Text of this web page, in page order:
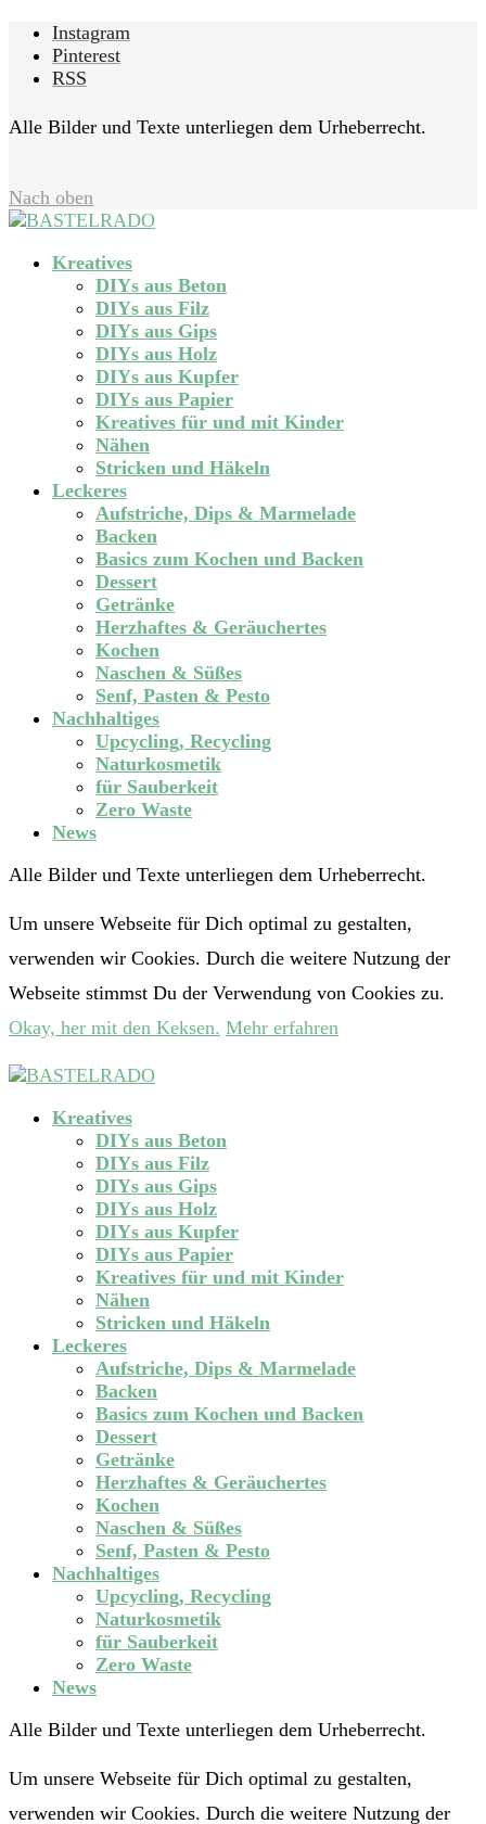
Instagram
Pinterest
RSS
Alle Bilder und Texte unterliegen dem Urheberrecht.
Nach oben
Kreatives
DIYs aus Beton
DIYs aus Filz
DIYs aus Gips
DIYs aus Holz
DIYs aus Kupfer
DIYs aus Papier
Kreatives für und mit Kinder
Nähen
Stricken und Häkeln
Leckeres
Aufstriche, Dips & Marmelade
Backen
Basics zum Kochen und Backen
Dessert
Getränke
Herzhaftes & Geräuchertes
Kochen
Naschen & Süßes
Senf, Pasten & Pesto
Nachhaltiges
Upcycling, Recycling
Naturkosmetik
für Sauberkeit
Zero Waste
News
Alle Bilder und Texte unterliegen dem Urheberrecht.
Um unsere Webseite für Dich optimal zu gestalten,
verwenden wir Cookies. Durch die weitere Nutzung der
Webseite stimmst Du der Verwendung von Cookies zu.
Okay, her mit den Keksen. Mehr erfahren
Kreatives
DIYs aus Beton
DIYs aus Filz
DIYs aus Gips
DIYs aus Holz
DIYs aus Kupfer
DIYs aus Papier
Kreatives für und mit Kinder
Nähen
Stricken und Häkeln
Leckeres
Aufstriche, Dips & Marmelade
Backen
Basics zum Kochen und Backen
Dessert
Getränke
Herzhaftes & Geräuchertes
Kochen
Naschen & Süßes
Senf, Pasten & Pesto
Nachhaltiges
Upcycling, Recycling
Naturkosmetik
für Sauberkeit
Zero Waste
News
Alle Bilder und Texte unterliegen dem Urheberrecht.
Um unsere Webseite für Dich optimal zu gestalten,
verwenden wir Cookies. Durch die weitere Nutzung der